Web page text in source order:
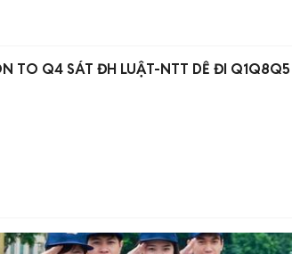
TO Q4 SÁT ĐH LUẬT-NTT DỄ ĐI Q1Q8Q5